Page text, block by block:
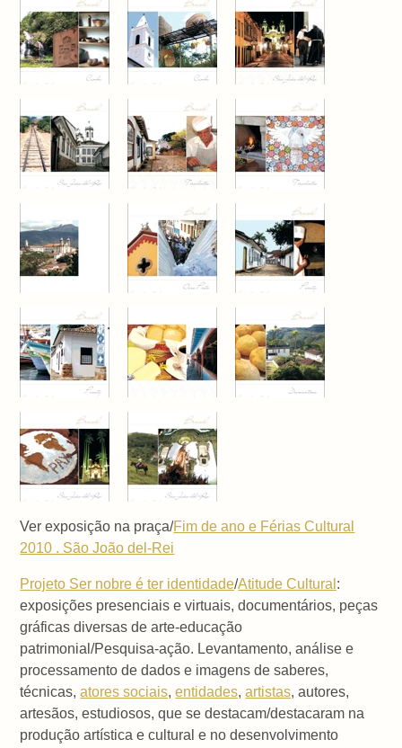
Ver exposição na praça/Fim de ano e Férias Cultural
2010 . São João del-Rei
Projeto Ser nobre é ter identidade/Atitude Cultural :
exposições presenciais e virtuais, documentários, peças
gráficas diversas de arte-educação
patrimonial/Pesquisa-ação. Levantamento, análise e
processamento de dados e imagens de saberes,
técnicas, atores sociais, entidades, artistas, autores,
artesãos, estudiosos, que se destacam/destacaram na
produção artística e cultural e no desenvolvimento